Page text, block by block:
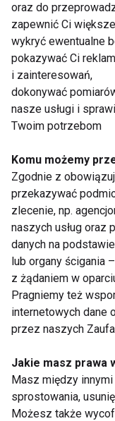
XIX wieku. Były
specjalną
elementem
przypada idealnie
wpisały się w
Nic dziwnego, że
świąt bez ich
wielkiej
Mandarynki to
zdrowia. Są:
pyszne
naturalnie
symbolem
Jeśli chcesz
oraz do
zapewnić Ci
wykryć ewentualne
pokazywać Ci
i zainteresowań,
dokonywać
nasze usługi i
Twoim potrzebom
Komu możemy
Zgodnie z
przekazywać
zlecenie, np.
naszych usług oraz
danych na
lub organy ścigania
z żądaniem w
Pragniemy też
internetowych dane
przez naszych
Jakie masz prawa
Masz między
sprostowania,
Możesz także